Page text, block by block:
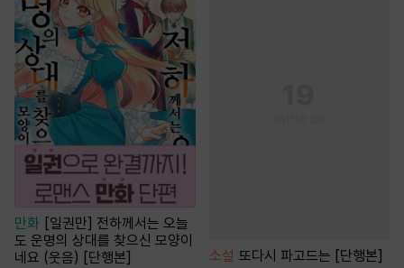
만화 [일권만] 전하께서는 오늘
도 운명의 상대를 찾으신 모양이
네요 (웃음) [단행본]
소설 또다시 파고드는 [단행본]